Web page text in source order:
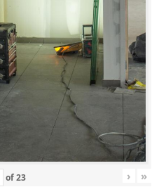
of23 › »